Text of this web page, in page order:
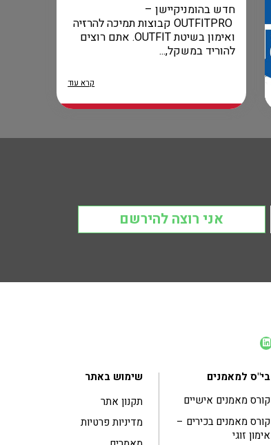
חדש בהומניקיישן –
OUTFITPRO קבוצות תמיכה להרזיה
ואימון בשיטת OUTFIT. אתם רוצים
להוריד במשקל,...
קרא עוד
אני רוצה להירשם
בי"ס למאמנים
קורס מאמנים אישיים
קורס מאמנים בכירים –
אימון זוגי
שימוש באתר
תקנון אתר
מדיניות פרטיות